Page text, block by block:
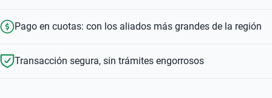
Pago en cuotas: con los aliados más grandes de la región
Transacción segura, sin trámites engorrosos